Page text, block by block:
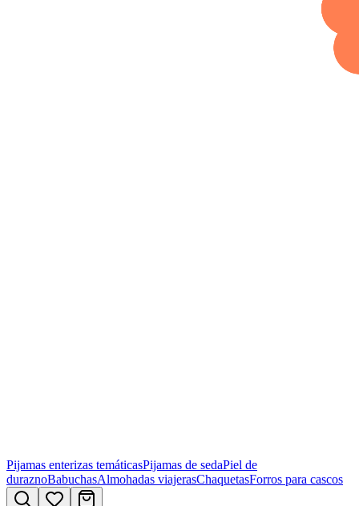
Pijamas enterizas temáticasPijamas de sedaPiel de
duraznoBabuchasAlmohadas viajerasChaquetasForros para cascos